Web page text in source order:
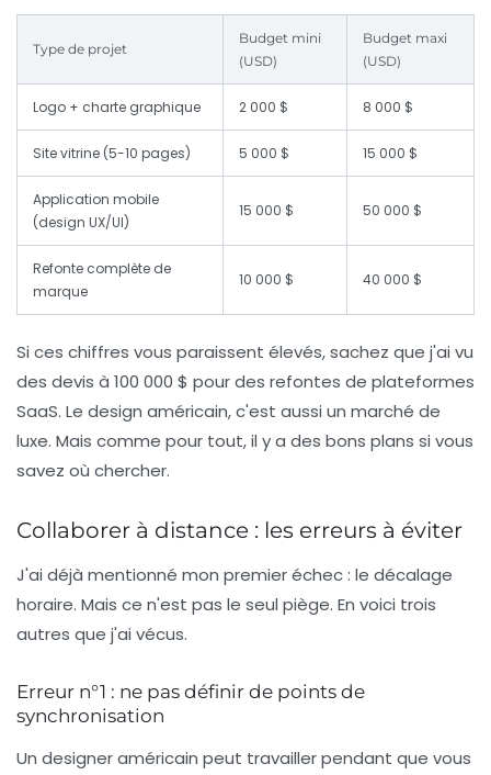
Type de projet
Budget mini
(USD)
Budget maxi
(USD)
Logo + charte graphique 2 000 $ 8 000 $
Site vitrine (5-10 pages) 5 000 $ 15 000 $
Application mobile
(design UX/UI)
15 000 $ 50 000 $
Refonte complète de
marque
10 000 $ 40 000 $
Si ces chiffres vous paraissent élevés, sachez que j'ai vu
des devis à 100 000 $ pour des refontes de plateformes
SaaS. Le design américain, c'est aussi un marché de
luxe. Mais comme pour tout, il y a des bons plans si vous
savez où chercher.
Collaborer à distance : les erreurs à éviter
J'ai déjà mentionné mon premier échec : le décalage
horaire. Mais ce n'est pas le seul piège. En voici trois
autres que j'ai vécus.
Erreur n°1 : ne pas définir de points de
synchronisation
Un designer américain peut travailler pendant que vous